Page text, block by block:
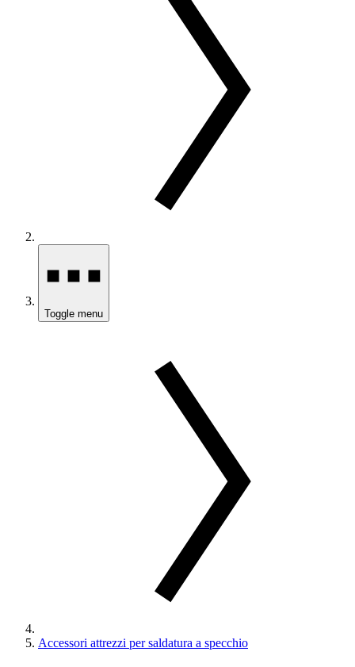
Toggle menu
Accessori attrezzi per saldatura a specchio